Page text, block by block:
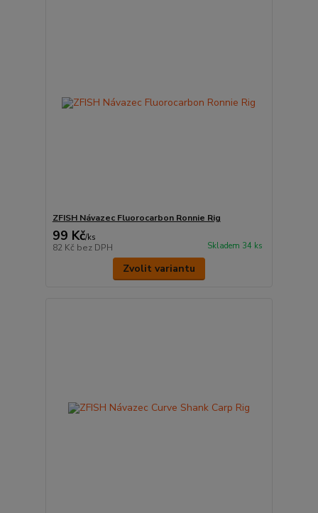
ZFISH Návazec Fluorocarbon Ronnie Rig
99 Kč/ks
82 Kč bez DPH Skladem 34 ks
Zvolit variantu